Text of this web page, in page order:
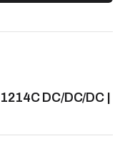
DC/DC/DC |